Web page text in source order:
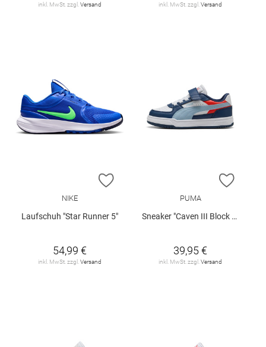
inkl. MwSt. zzgl. Versand inkl. MwSt. zzgl. Versand
ZUR WUNSCHLISTE HINZUFÜGEN
NIKE
Laufschuh "Star Runner 5"
54,99 €
inkl. MwSt. zzgl. Versand
ZUR
PUMA
Sneaker "Caven III Block AC+PS"
39,95 €
inkl. MwSt. zzgl. Versand